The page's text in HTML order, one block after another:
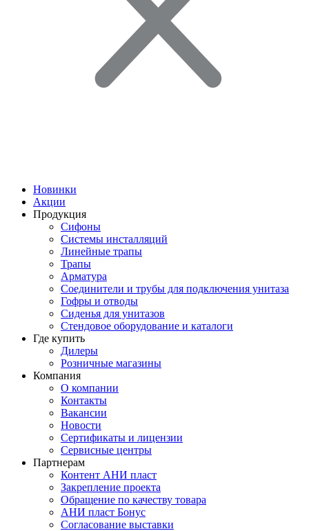
Новинки
Акции
Продукция
Сифоны
Системы инсталляций
Линейные трапы
Трапы
Арматура
Соединители и трубы для подключения унитаза
Гофры и отводы
Сиденья для унитазов
Стендовое оборудование и каталоги
Где купить
Дилеры
Розничные магазины
Компания
О компании
Контакты
Вакансии
Новости
Сертификаты и лицензии
Сервисные центры
Партнерам
Контент АНИ пласт
Закрепление проекта
Обращение по качеству товара
АНИ пласт Бонус
Согласование выставки